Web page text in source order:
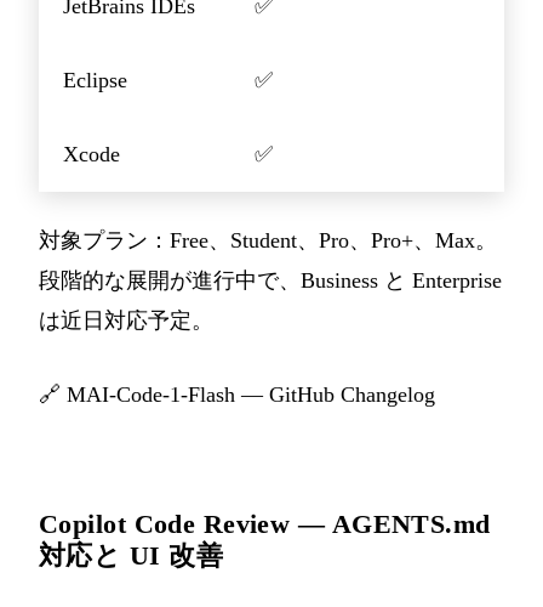
JetBrains IDEs ✅
Eclipse ✅
Xcode ✅
対象プラン：Free、Student、Pro、Pro+、Max。
段階的な展開が進行中で、Business と Enterprise
は近日対応予定。
🔗 MAI-Code-1-Flash — GitHub Changelog
Copilot Code Review — AGENTS.md
対応と UI 改善